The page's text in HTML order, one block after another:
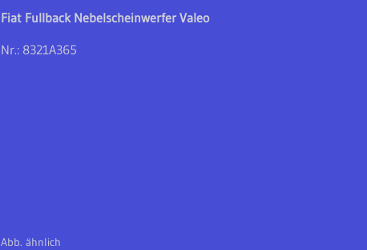
Fiat Fullback Nebelscheinwerfer Valeo
Nr.: 8321A365
Abb. ähnlich